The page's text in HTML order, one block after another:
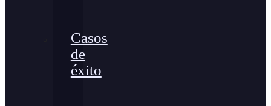
Casos
de
éxito